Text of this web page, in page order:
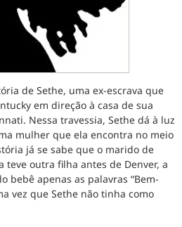
de Sethe, uma ex-escrava que
em direção à casa de sua
Nessa travessia, Sethe dá à luz
mulher que ela encontra no meio
já se sabe que o marido de
teve outra filha antes de Denver, a
bebê apenas as palavras “Bem-
vez que Sethe não tinha como